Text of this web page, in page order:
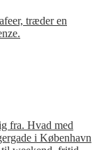
træder en
fra. Hvad med
i København